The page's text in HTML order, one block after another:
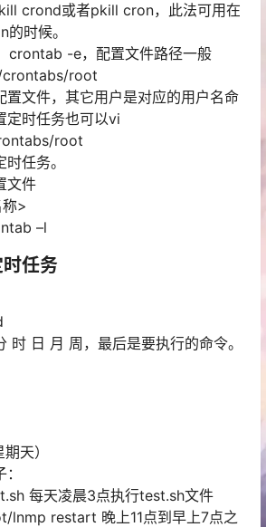
crond或者pkill cron，此法可用在
时候。
crontab -e，配置文件路径一般
root
文件，其它用户是对应的用户名命
定时任务也可以vi
root
任务。
文件
>
–l
任务
时 日 月 周，最后是要执行的命令。
天）
每天凌晨3点执行test.sh文件
restart 晚上11点到早上7点之